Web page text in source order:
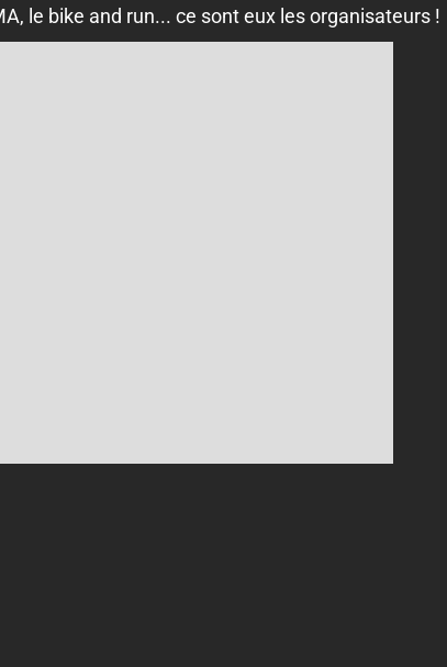
le bike and run... ce sont eux les organisateurs !